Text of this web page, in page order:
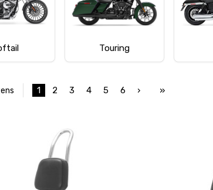
Touring
1 2 3 4 5 6 › »